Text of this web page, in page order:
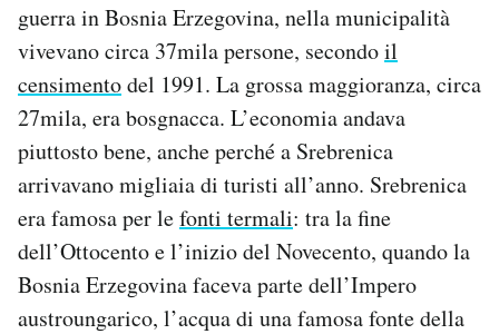
guerra in Bosnia Erzegovina, nella municipalità
vivevano circa 37mila persone, secondoil
censimentodel 1991. La grossa maggioranza, circa
27mila, era bosgnacca. L’economia andava
piuttosto bene, anche perché a Srebrenica
arrivavano migliaia di turisti all’anno. Srebrenica
era famosa per lefonti termali: tra la fine
dell’Ottocento e l’inizio del Novecento, quando la
Bosnia Erzegovina faceva parte dell’Impero
austroungarico, l’acqua di una famosa fonte della